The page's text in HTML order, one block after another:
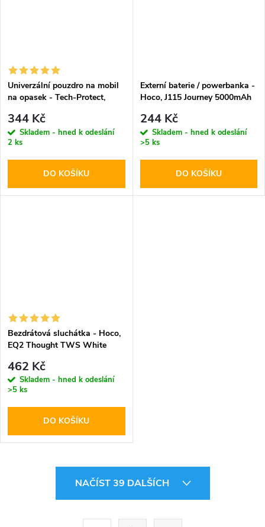
Univerzální pouzdro na mobil
na opasek - Tech-Protect,
344 Kč
Skladem - hned k odeslání
2 ks
DO KOŠÍKU
Externí baterie / powerbanka -
Hoco, J115 Journey 5000mAh
244 Kč
Skladem - hned k odeslání
>5 ks
DO KOŠÍKU
Bezdrátová sluchátka - Hoco,
EQ2 Thought TWS White
462 Kč
Skladem - hned k odeslání
>5 ks
DO KOŠÍKU
NAČÍST 39 DALŠÍCH